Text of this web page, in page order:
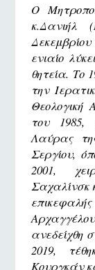
Ο
κ.Δανιήλ
ενιαίο
θητεία. Το
την
του 1985,
Λαύρας
Σεργίου,
2001,
Σαχαλίνσκ
ανεδείχθη
2019,
Κουργκάν